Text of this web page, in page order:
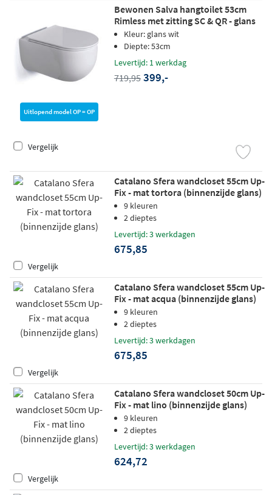
Uitlopend model OP = OP
Bewonen Salva hangtoilet 53cm
Rimless met zitting SC & QR - glans
witKleur: glans wit
Diepte: 53cm
Levertijd: 1 werkdag
719,95 399,-
Vergelijk
Catalano Sfera wandcloset 55cm Up-
Fix - mat tortora (binnenzijde glans)
9 kleuren
2 dieptes
Levertijd: 3 werkdagen
675,85
Vergelijk
Catalano Sfera wandcloset 55cm Up-
Fix - mat acqua (binnenzijde glans)
9 kleuren
2 dieptes
Levertijd: 3 werkdagen
675,85
Vergelijk
Catalano Sfera wandcloset 50cm Up-
Fix - mat lino (binnenzijde glans)
9 kleuren
2 dieptes
Levertijd: 3 werkdagen
624,72
Vergelijk